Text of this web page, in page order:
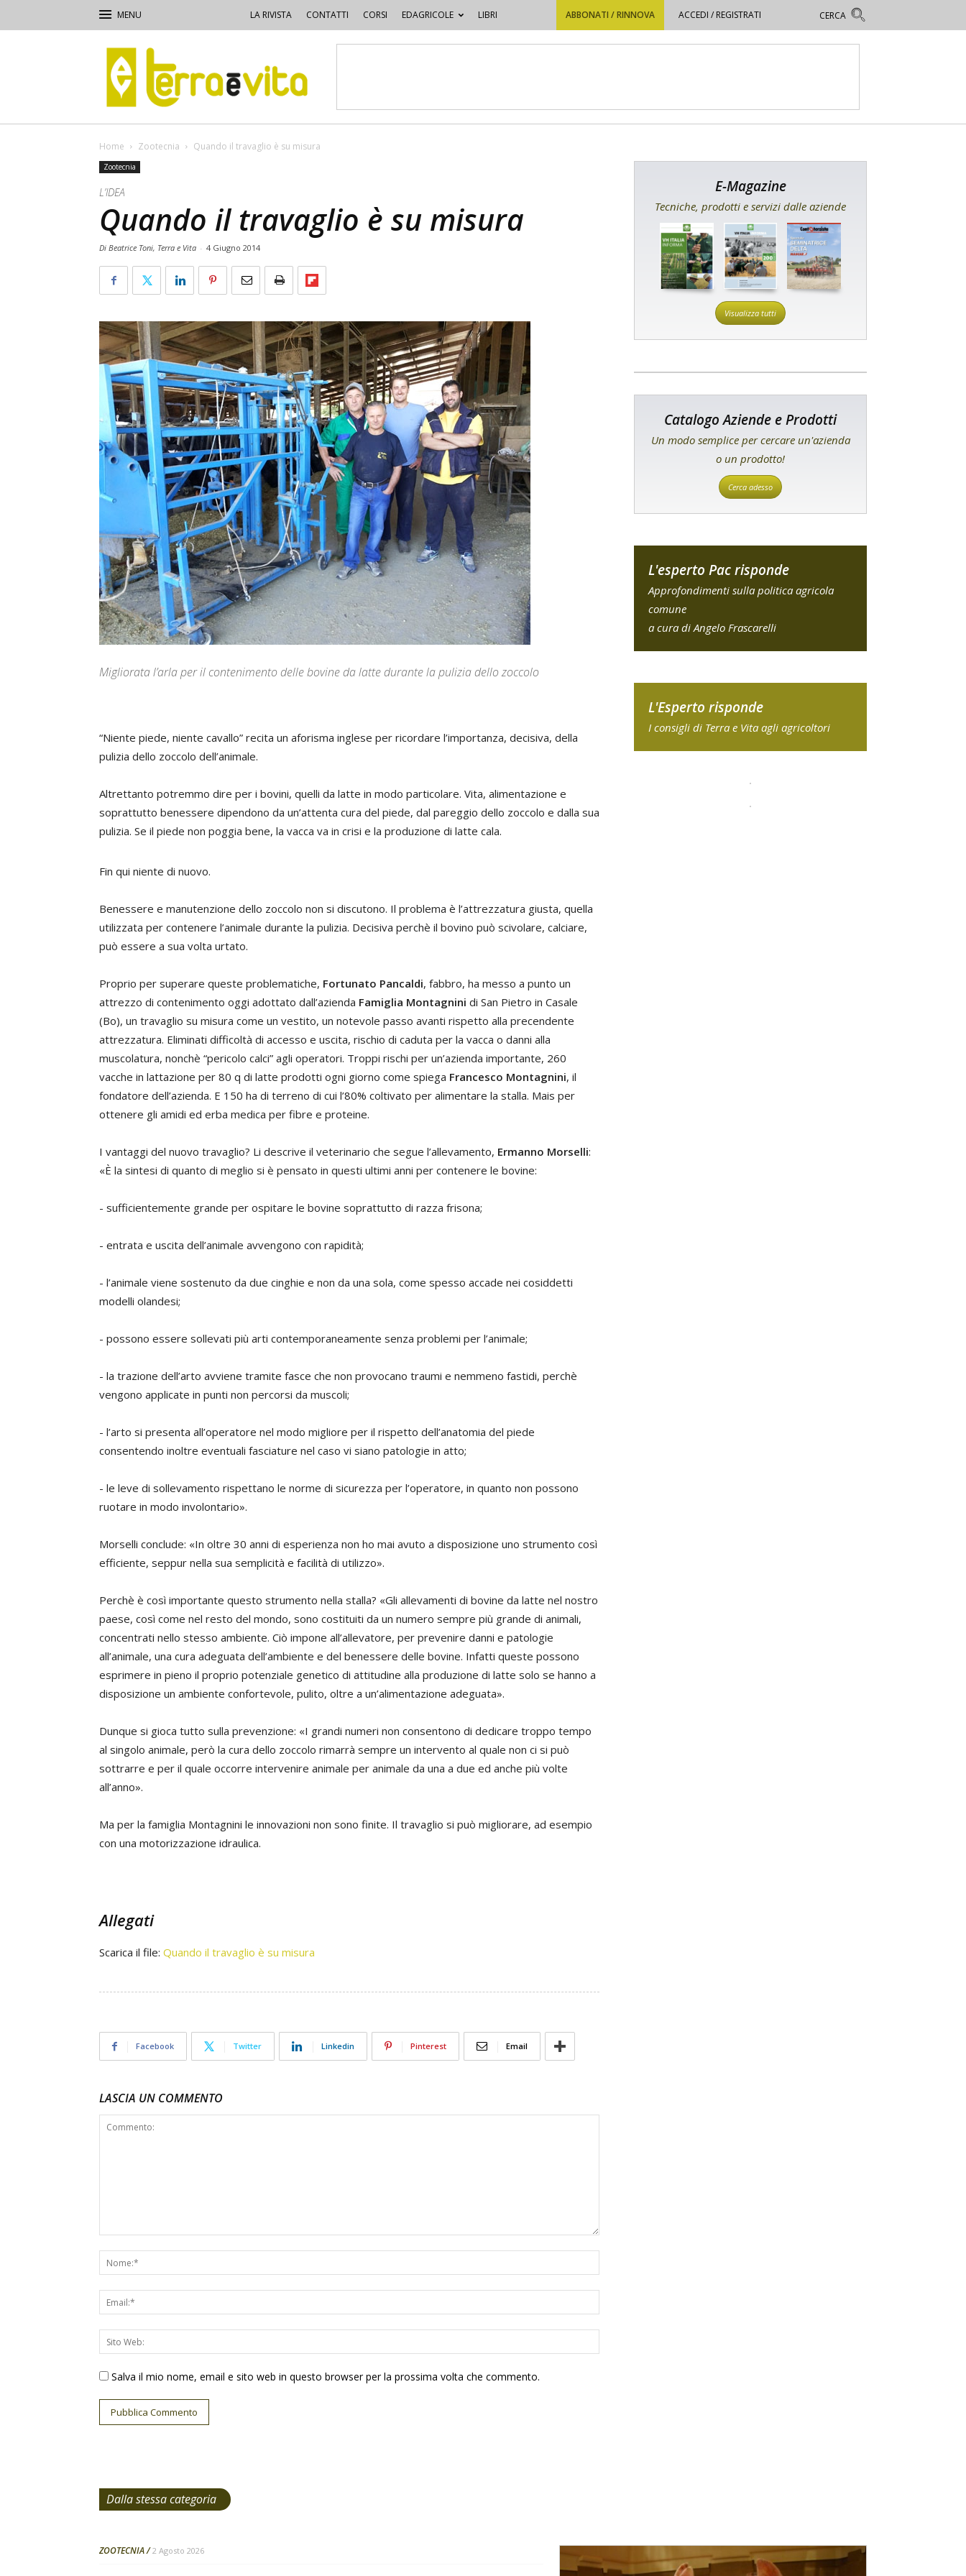
LA RIVISTA CONTATTI CORSI EDAGRICOLE LIBRI ABBONATI / RINNOVA ACCEDI / REGISTRATI
Terra
e
Vita
Home Zootecnia Quando il travaglio è su misura
Zootecnia
L’IDEA
Quando il travaglio è su misura
Di Beatrice Toni, Terra e Vita - 4 Giugno 2014
Migliorata l’arla per il contenimento delle bovine da latte durante la pulizia dello zoccolo
“Niente piede, niente cavallo” recita un aforisma inglese per ricordare l’importanza, decisiva, della
pulizia dello zoccolo dell’animale.
Altrettanto potremmo dire per i bovini, quelli da latte in modo particolare. Vita, alimentazione e
soprattutto benessere dipendono da un’attenta cura del piede, dal pareggio dello zoccolo e dalla sua
pulizia. Se il piede non poggia bene, la vacca va in crisi e la produzione di latte cala.
Fin qui niente di nuovo.
Benessere e manutenzione dello zoccolo non si discutono. Il problema è l’attrezzatura giusta, quella
utilizzata per contenere l’animale durante la pulizia. Decisiva perchè il bovino può scivolare, calciare,
può essere a sua volta urtato.
Proprio per superare queste problematiche, Fortunato Pancaldi, fabbro, ha messo a punto un
attrezzo di contenimento oggi adottato dall’azienda Famiglia Montagnini di San Pietro in Casale
(Bo), un travaglio su misura come un vestito, un notevole passo avanti rispetto alla precendente
attrezzatura. Eliminati difficoltà di accesso e uscita, rischio di caduta per la vacca o danni alla
muscolatura, nonchè “pericolo calci” agli operatori. Troppi rischi per un’azienda importante, 260
vacche in lattazione per 80 q di latte prodotti ogni giorno come spiega Francesco Montagnini, il
fondatore dell’azienda. E 150 ha di terreno di cui l’80% coltivato per alimentare la stalla. Mais per
ottenere gli amidi ed erba medica per fibre e proteine.
I vantaggi del nuovo travaglio? Li descrive il veterinario che segue l’allevamento, Ermanno Morselli:
«È la sintesi di quanto di meglio si è pensato in questi ultimi anni per contenere le bovine:
- sufficientemente grande per ospitare le bovine soprattutto di razza frisona;
- entrata e uscita dell’animale avvengono con rapidità;
- l’animale viene sostenuto da due cinghie e non da una sola, come spesso accade nei cosiddetti
modelli olandesi;
- possono essere sollevati più arti contemporaneamente senza problemi per l’animale;
- la trazione dell’arto avviene tramite fasce che non provocano traumi e nemmeno fastidi, perchè
vengono applicate in punti non percorsi da muscoli;
- l’arto si presenta all’operatore nel modo migliore per il rispetto dell’anatomia del piede
consentendo inoltre eventuali fasciature nel caso vi siano patologie in atto;
- le leve di sollevamento rispettano le norme di sicurezza per l’operatore, in quanto non possono
ruotare in modo involontario».
Morselli conclude: «In oltre 30 anni di esperienza non ho mai avuto a disposizione uno strumento così
efficiente, seppur nella sua semplicità e facilità di utilizzo».
Perchè è così importante questo strumento nella stalla? «Gli allevamenti di bovine da latte nel nostro
paese, così come nel resto del mondo, sono costituiti da un numero sempre più grande di animali,
concentrati nello stesso ambiente. Ciò impone all’allevatore, per prevenire danni e patologie
all’animale, una cura adeguata dell’ambiente e del benessere delle bovine. Infatti queste possono
esprimere in pieno il proprio potenziale genetico di attitudine alla produzione di latte solo se hanno a
disposizione un ambiente confortevole, pulito, oltre a un’alimentazione adeguata».
Dunque si gioca tutto sulla prevenzione: «I grandi numeri non consentono di dedicare troppo tempo
al singolo animale, però la cura dello zoccolo rimarrà sempre un intervento al quale non ci si può
sottrarre e per il quale occorre intervenire animale per animale da una a due ed anche più volte
all’anno».
Ma per la famiglia Montagnini le innovazioni non sono finite. Il travaglio si può migliorare, ad esempio
con una motorizzazione idraulica.
Allegati
Scarica il file: Quando il travaglio è su misura
Facebook Twitter Linkedin Pinterest Email
LASCIA UN COMMENTO
Salva il mio nome, email e sito web in questo browser per la prossima volta che commento.
E-Magazine
Tecniche, prodotti e servizi dalle aziende
Visualizza tutti
Catalogo Aziende e Prodotti
Un modo semplice per cercare un'azienda
o un prodotto!
Cerca adesso
L'esperto Pac risponde
Approfondimenti sulla politica agricola
comune
a cura di Angelo Frascarelli
L'Esperto risponde
I consigli di Terra e Vita agli agricoltori
Dalla stessa categoria
ZOOTECNIA 2 Agosto 2026